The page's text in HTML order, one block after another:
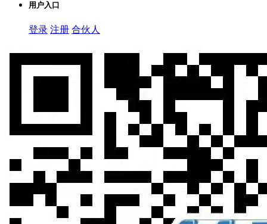
用户入口
登录 注册 合伙人